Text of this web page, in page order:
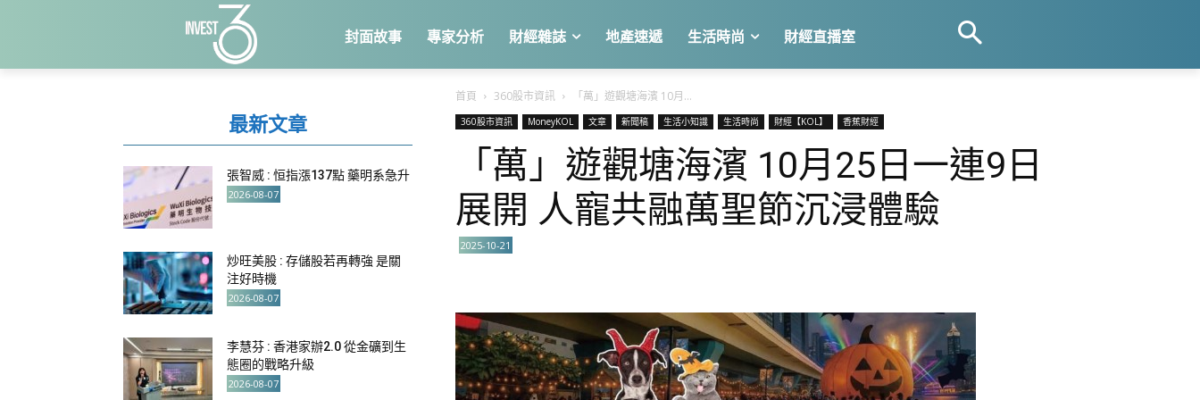
封面故事 專家分析 財經雜誌 地產速遞 生活時尚 財經直播室
首頁 360股市資訊 「萬」遊觀塘海濱 10月...
360股市資訊 MoneyKOL 文章 新聞稿 生活小知識 生活時尚 財經【KOL】 香蕉財經
「萬」遊觀塘海濱 10月25日一連9日
展開 人寵共融萬聖節沉浸體驗
2025-10-21
最新文章
張智威 : 恒指漲137點 藥明系急升
2026-08-07
炒旺美股 : 存儲股若再轉強 是關
注好時機
2026-08-07
李慧芬 : 香港家辦2.0 從金礦到生
態圈的戰略升級
2026-08-07